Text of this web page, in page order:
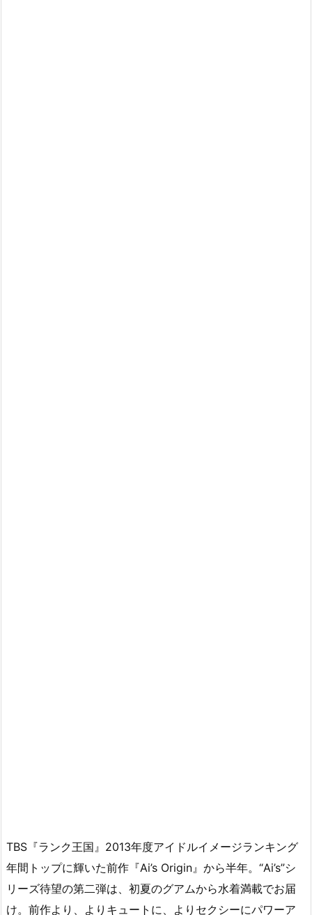
TBS『ランク王国』2013年度アイドルイメージランキング
年間トップに輝いた前作『Ai’s Origin』から半年。“Ai’s”シ
リーズ待望の第二弾は、初夏のグアムから水着満載でお届
け。前作より、よりキュートに、よりセクシーにパワーア